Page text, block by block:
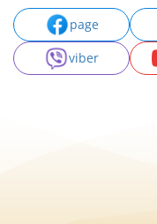
page
viber